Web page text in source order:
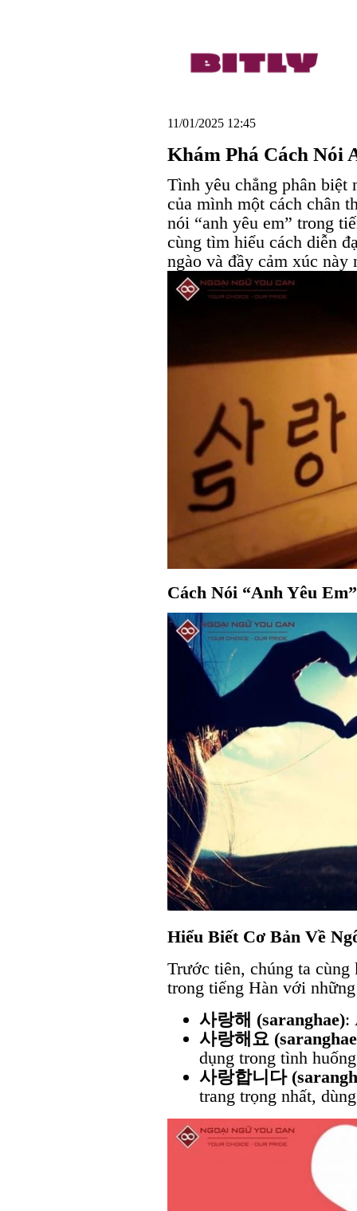
11/01/2025 12:45
Khám Phá Cách Nói
Tình yêu chẳng phân biệt
của mình một cách chân
nói “anh yêu em” trong
cùng tìm hiểu cách diễn
ngào và đầy cảm xúc này
Cách Nói “Anh Yêu
Hiểu Biết Cơ Bản Về
Trước tiên, chúng ta cùng
trong tiếng Hàn với
사랑해 (saranghae):
사랑해요
dụng trong tình
사랑합니다
trang trọng nhất,